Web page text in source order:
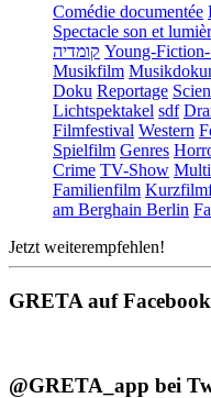
Comédie documentée
Spectacle son et
קומדיה Young-
Musikfilm
Doku Reportage
Lichtspektakel sdf
Filmfestival Western
Spielfilm Genres
Crime TV-Show
Familienfilm
am Berghain Berlin
Jetzt weiterempfehlen!
GRETA auf Facebook
@GRETA_app bei